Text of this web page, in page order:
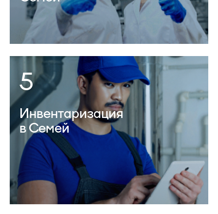
5
Инвентаризация
в Семей